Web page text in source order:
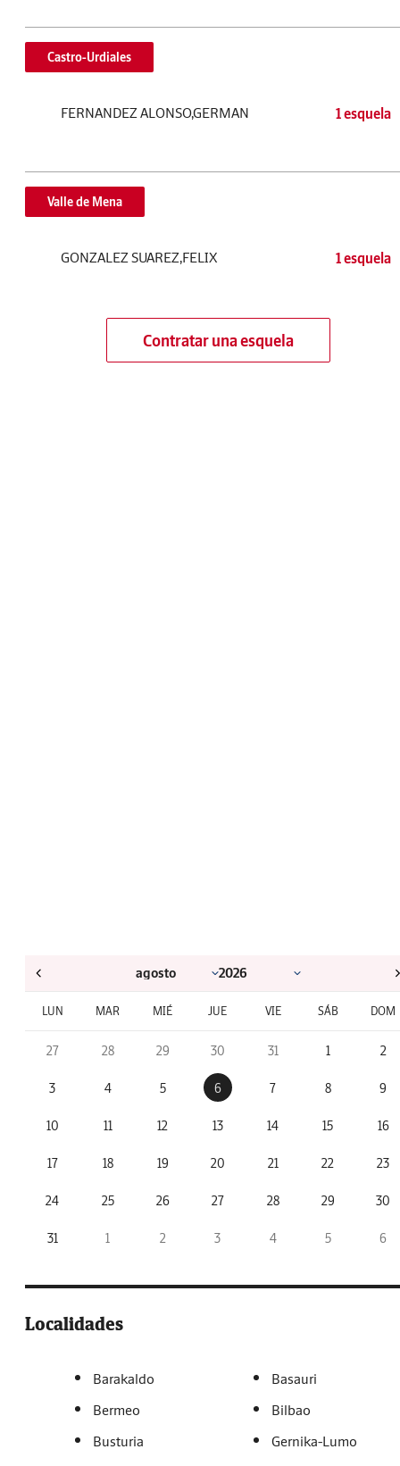
Castro-Urdiales
FERNANDEZ ALONSO,GERMAN 1 esquela
Valle de Mena
GONZALEZ SUAREZ,FELIX 1 esquela
Contratar una esquela
LUN MAR MIÉ JUE VIE SÁB DOM
27 28 29 30 31 1 2
3 4 5 6 7 8 9
10 11 12 13 14 15 16
17 18 19 20 21 22 23
24 25 26 27 28 29 30
31 1 2 3 4 5 6
Localidades
Barakaldo
Basauri
Bermeo
Bilbao
Busturia
Gernika-Lumo